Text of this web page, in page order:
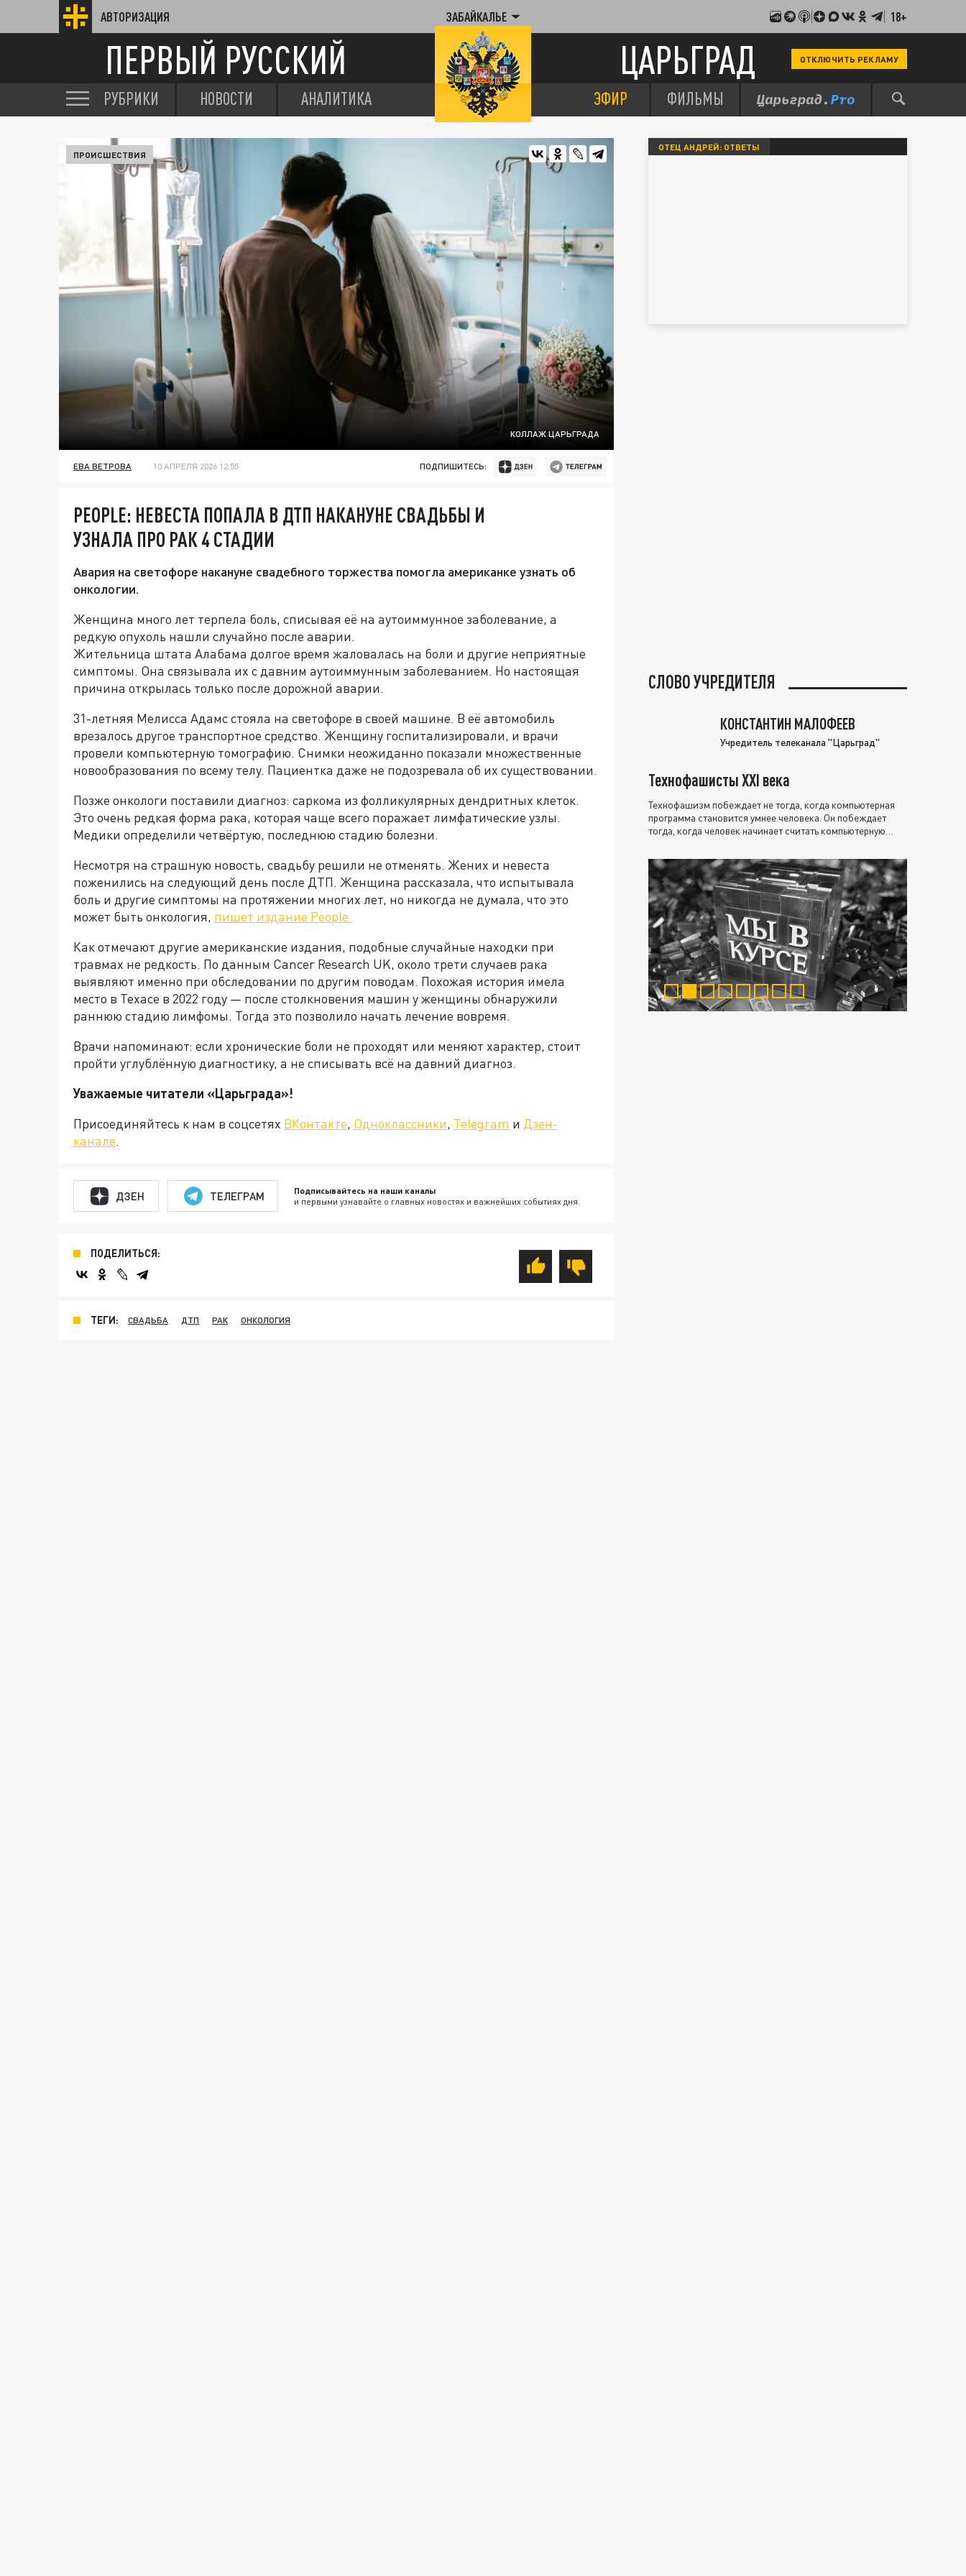
АВТОРИЗАЦИЯ ЗАБАЙКАЛЬЕ 18+
ПЕРВЫЙ РУССКИЙ ЦАРЬГРАД ОТКЛЮЧИТЬ РЕКЛАМУ
РУБРИКИ НОВОСТИ АНАЛИТИКА ЭФИР ФИЛЬМЫ
КОЛЛАЖ ЦАРЬГРАДА
ПРОИСШЕСТВИЯ
ЕВА ВЕТРОВА 10 АПРЕЛЯ 2026 12:55 ПОДПИШИТЕСЬ:
PEOPLE: НЕВЕСТА ПОПАЛА В ДТП НАКАНУНЕ СВАДЬБЫ И
УЗНАЛА ПРО РАК 4 СТАДИИ
Авария на светофоре накануне свадебного торжества помогла американке узнать об
онкологии.
Женщина много лет терпела боль, списывая её на аутоиммунное заболевание, а
редкую опухоль нашли случайно после аварии.
Жительница штата Алабама долгое время жаловалась на боли и другие неприятные
симптомы. Она связывала их с давним аутоиммунным заболеванием. Но настоящая
причина открылась только после дорожной аварии.
31-летняя Мелисса Адамс стояла на светофоре в своей машине. В её автомобиль
врезалось другое транспортное средство. Женщину госпитализировали, и врачи
провели компьютерную томографию. Снимки неожиданно показали множественные
новообразования по всему телу. Пациентка даже не подозревала об их существовании.
Позже онкологи поставили диагноз: саркома из фолликулярных дендритных клеток.
Это очень редкая форма рака, которая чаще всего поражает лимфатические узлы.
Медики определили четвёртую, последнюю стадию болезни.
Несмотря на страшную новость, свадьбу решили не отменять. Жених и невеста
поженились на следующий день после ДТП. Женщина рассказала, что испытывала
боль и другие симптомы на протяжении многих лет, но никогда не думала, что это
может быть онкология, пишет издание People.
Как отмечают другие американские издания, подобные случайные находки при
травмах не редкость. По данным Cancer Research UK, около трети случаев рака
выявляют именно при обследовании по другим поводам. Похожая история имела
место в Техасе в 2022 году — после столкновения машин у женщины обнаружили
раннюю стадию лимфомы. Тогда это позволило начать лечение вовремя.
Врачи напоминают: если хронические боли не проходят или меняют характер, стоит
пройти углублённую диагностику, а не списывать всё на давний диагноз.
Уважаемые читатели «Царьграда»!
Присоединяйтесь к нам в соцсетях ВКонтакте, Одноклассники, Telegram и Дзен-
канале.
ДЗЕН ТЕЛЕГРАМ Подписывайтесь на наши каналы
и первыми узнавайте о главных новостях и важнейших событиях дня.
ПОДЕЛИТЬСЯ:
ТЕГИ: СВАДЬБА ДТП РАК ОНКОЛОГИЯ
ОТЕЦ АНДРЕЙ: ОТВЕТЫ
СЛОВО УЧРЕДИТЕЛЯ
КОНСТАНТИН МАЛОФЕЕВ
Учредитель телеканала "Царьград"
Технофашисты XXI века
Технофашизм побеждает не тогда, когда компьютерная
программа становится умнее человека. Он побеждает
тогда, когда человек начинает считать компьютерную